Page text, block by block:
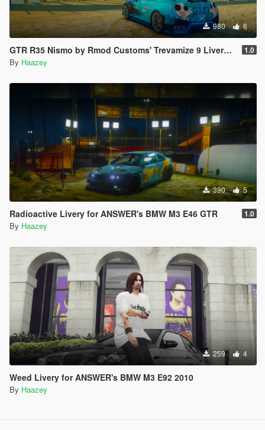
980 6
GTR R35 Nismo by Rmod Customs' Trevamize 9 Livery Pack 1.0
By Haazey
390 5
Radioactive Livery for ANSWER's BMW M3 E46 GTR 1.0
By Haazey
259 4
Weed Livery for ANSWER's BMW M3 E92 2010
By Haazey